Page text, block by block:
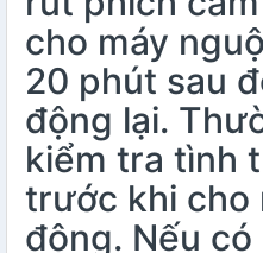
cho máy
20 phút sau
động lại.
kiểm tra tình
trước khi cho
động. Nếu